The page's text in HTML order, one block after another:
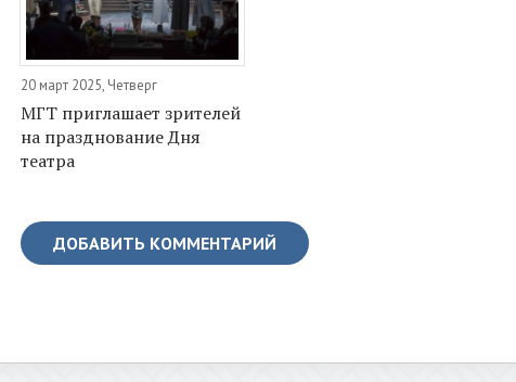
20 март 2025, Четверг
МГТ приглашает зрителей
на празднование Дня
театра
ДОБАВИТЬ КОММЕНТАРИЙ